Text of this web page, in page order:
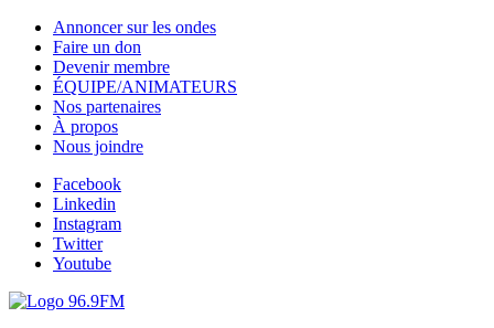
Annoncer sur les ondes
Faire un don
Devenir membre
ÉQUIPE/ANIMATEURS
Nos partenaires
À propos
Nous joindre
Facebook
Linkedin
Instagram
Twitter
Youtube